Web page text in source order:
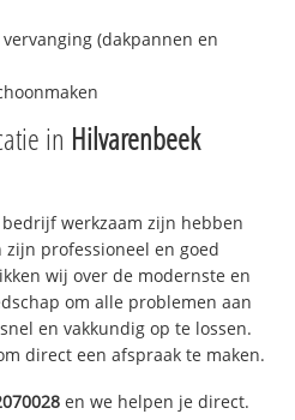
(dakpannen en
in Hilvarenbeek
werkzaam zijn hebben
zijn professioneel en goed
wij over de modernste en
om alle problemen aan
en vakkundig op te lossen.
direct een afspraak te maken.
en we helpen je direct.